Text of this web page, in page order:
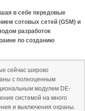
в себе передовые
сотовых сетей (GSM) и
разработок
по созданию
сейчас широко
с полноценным
модулем DE-
системой на много
и выключения охраны.